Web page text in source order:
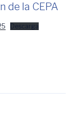
de la CEPA
Descarga